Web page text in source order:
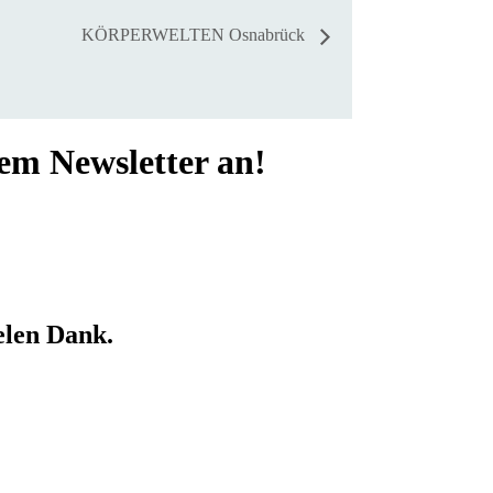
KÖRPERWELTEN Osnabrück
Newsletter an!
Dank.